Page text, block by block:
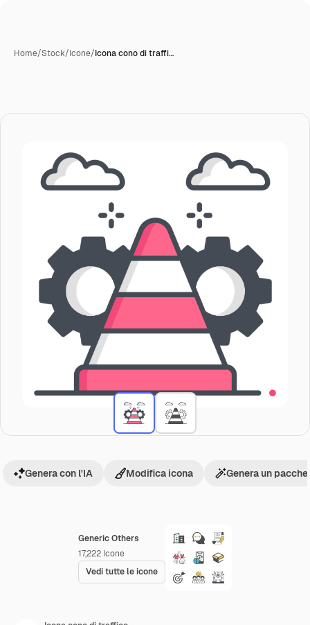
Home/Stock/Icone/Icona cono di traffi…
Generic Others
17,222 Icone
Vedi tutte le icone
Genera con l'IA Modifica icona Genera un